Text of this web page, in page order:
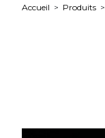
Accueil > Produits >